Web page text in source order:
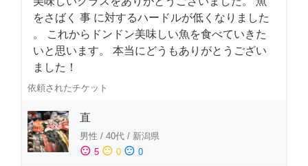
をさばく 事 に対するハードルが低くなりました
。 これからドンドン美味しい魚を食べていきた
いと思います。 本当にどうもありがとうござい
ました！
依頼されたチケット
直
男性 / 40代 / 新潟県
sentiment_satisfied 5 sentiment_neutral 0 sentiment_dissatisfied 0